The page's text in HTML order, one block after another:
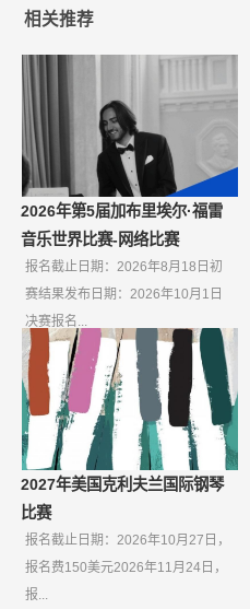
相关推荐
2026年第5届加布里埃尔·福雷
音乐世界比赛-网络比赛
报名截止日期：2026年8月18日初
赛结果发布日期：2026年10月1日
决赛报名...
2027年美国克利夫兰国际钢琴
比赛
报名截止日期：2026年10月27日，
报名费150美元2026年11月24日，
报...